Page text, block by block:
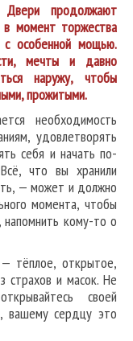
продолжают
в момент торжества
особенной мощью.
мечты и давно
наружу, чтобы
прожитыми.
необходимость
удовлетворять
себя и начать по-
что вы хранили
— может и должно
момента, чтобы
напомнить кому-то о
тёплое, открытое,
и масок. Не
своей
вашему сердцу это